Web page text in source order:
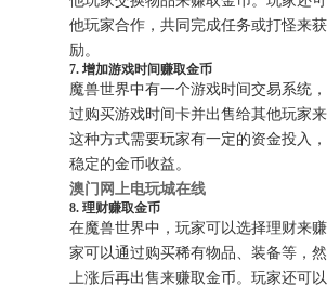
他玩家合作，共同完成任务或打怪来
励。
7. 增加游戏时间赚取金币
魔兽世界中有一个游戏时间交易系统
过购买游戏时间卡并出售给其他玩家来
这种方式需要玩家有一定的资金投入
稳定的金币收益。
澳门网上电玩城在线
8. 理财赚取金币
在魔兽世界中，玩家可以选择理财来
家可以通过购买稀有物品、装备等，
上涨后再出售来赚取金币。玩家还可